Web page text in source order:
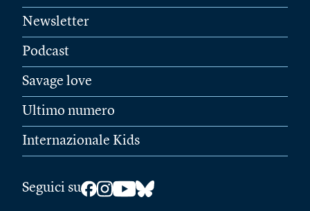
Newsletter
Podcast
Savage love
Ultimo numero
Internazionale Kids
Seguici su